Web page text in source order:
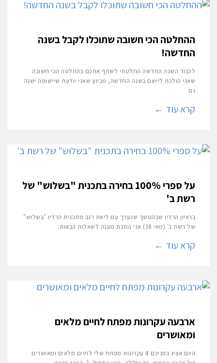
ההחלטה הכי חשובה שתוכלו לקבל בשנה
החדשה!
לכבוד השנה החדשה החלטתי לשתף אתכם בהחלטה הכי חשובה
שאני הולכת ליישם בשנה החדשה, מכיוון שאני יודעת שיישומה ישנה
גם
קרא עוד ←
על ספרי 100% בחירה בתכנית "בשלוש" של
רשת ב'
בראיון הרדיו שבהמשך שנערך עם ליאת רגב מתכנית הרדיו "בשלוש"
של רשת ב' (מאי 16) אני נותנת מענה לשאלות הבאות:
קרא עוד ←
ארבעה עקרונות מפתח לחיים מלאים
ומאושרים
היום אציג בפניכם 4 עקרונות מפתח שלי לחיים מלאים ומאושרים